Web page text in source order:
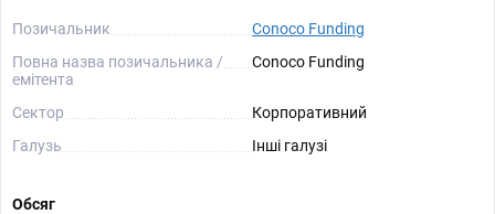
Позичальник
Conoco Funding
Повна назва позичальника /
емітента
Conoco Funding
Сектор
Корпоративний
Галузь
Інші галузі
Обсяг